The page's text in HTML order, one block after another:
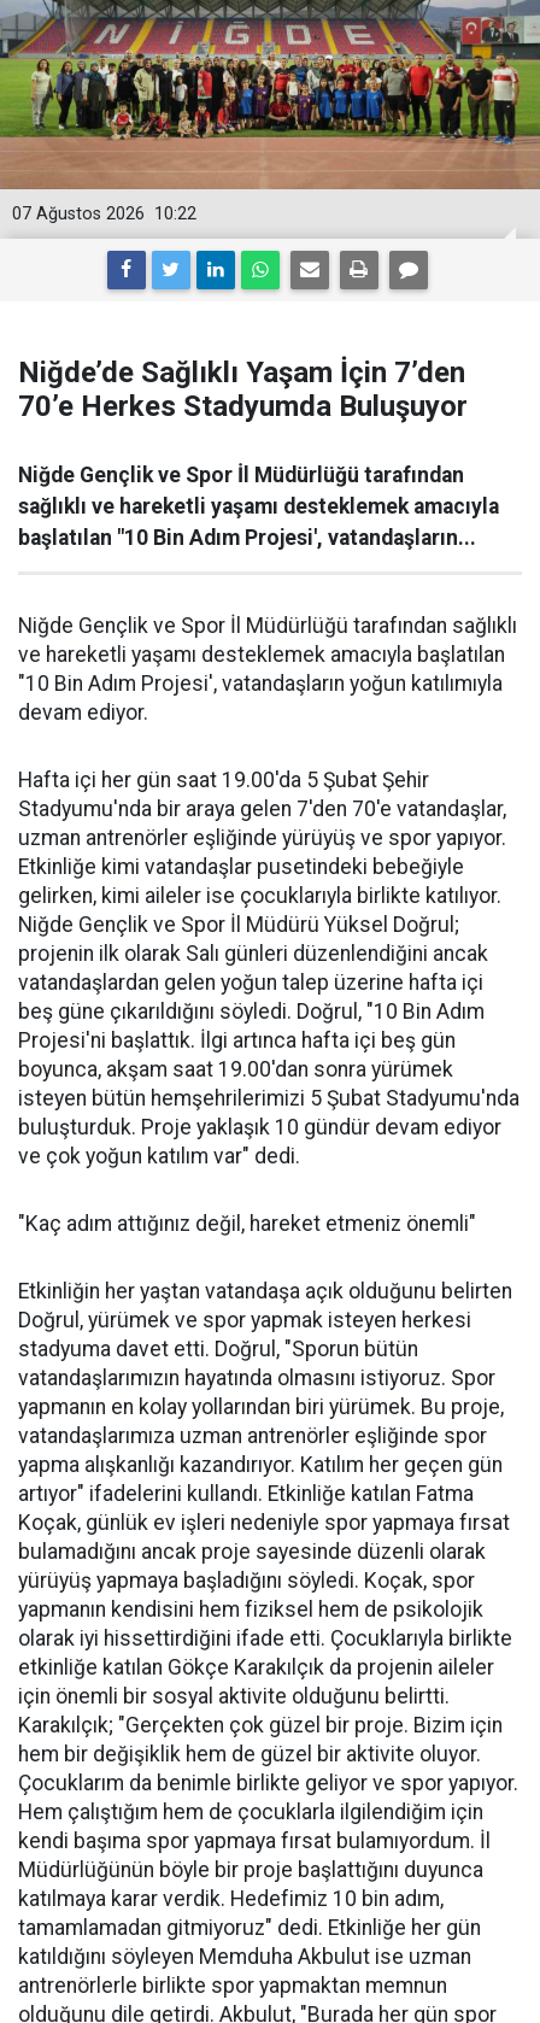
10:22
07 Ağustos 2026
Niğde’de Sağlıklı Yaşam İçin 7’den
70’e Herkes Stadyumda Buluşuyor
Niğde Gençlik ve Spor İl Müdürlüğü tarafından
sağlıklı ve hareketli yaşamı desteklemek amacıyla
başlatılan "10 Bin Adım Projesi', vatandaşların...
Niğde Gençlik ve Spor İl Müdürlüğü tarafından sağlıklı
ve hareketli yaşamı desteklemek amacıyla başlatılan
"10 Bin Adım Projesi', vatandaşların yoğun katılımıyla
devam ediyor.
Hafta içi her gün saat 19.00'da 5 Şubat Şehir
Stadyumu'nda bir araya gelen 7'den 70'e vatandaşlar,
uzman antrenörler eşliğinde yürüyüş ve spor yapıyor.
Etkinliğe kimi vatandaşlar pusetindeki bebeğiyle
gelirken, kimi aileler ise çocuklarıyla birlikte katılıyor.
Niğde Gençlik ve Spor İl Müdürü Yüksel Doğrul;
projenin ilk olarak Salı günleri düzenlendiğini ancak
vatandaşlardan gelen yoğun talep üzerine hafta içi
beş güne çıkarıldığını söyledi. Doğrul, "10 Bin Adım
Projesi'ni başlattık. İlgi artınca hafta içi beş gün
boyunca, akşam saat 19.00'dan sonra yürümek
isteyen bütün hemşehrilerimizi 5 Şubat Stadyumu'nda
buluşturduk. Proje yaklaşık 10 gündür devam ediyor
ve çok yoğun katılım var" dedi.
"Kaç adım attığınız değil, hareket etmeniz önemli"
Etkinliğin her yaştan vatandaşa açık olduğunu belirten
Doğrul, yürümek ve spor yapmak isteyen herkesi
stadyuma davet etti. Doğrul, "Sporun bütün
vatandaşlarımızın hayatında olmasını istiyoruz. Spor
yapmanın en kolay yollarından biri yürümek. Bu proje,
vatandaşlarımıza uzman antrenörler eşliğinde spor
yapma alışkanlığı kazandırıyor. Katılım her geçen gün
artıyor" ifadelerini kullandı. Etkinliğe katılan Fatma
Koçak, günlük ev işleri nedeniyle spor yapmaya fırsat
bulamadığını ancak proje sayesinde düzenli olarak
yürüyüş yapmaya başladığını söyledi. Koçak, spor
yapmanın kendisini hem fiziksel hem de psikolojik
olarak iyi hissettirdiğini ifade etti. Çocuklarıyla birlikte
etkinliğe katılan Gökçe Karakılçık da projenin aileler
için önemli bir sosyal aktivite olduğunu belirtti.
Karakılçık; "Gerçekten çok güzel bir proje. Bizim için
hem bir değişiklik hem de güzel bir aktivite oluyor.
Çocuklarım da benimle birlikte geliyor ve spor yapıyor.
Hem çalıştığım hem de çocuklarla ilgilendiğim için
kendi başıma spor yapmaya fırsat bulamıyordum. İl
Müdürlüğünün böyle bir proje başlattığını duyunca
katılmaya karar verdik. Hedefimiz 10 bin adım,
tamamlamadan gitmiyoruz" dedi. Etkinliğe her gün
katıldığını söyleyen Memduha Akbulut ise uzman
antrenörlerle birlikte spor yapmaktan memnun
olduğunu dile getirdi. Akbulut, "Burada her gün spor